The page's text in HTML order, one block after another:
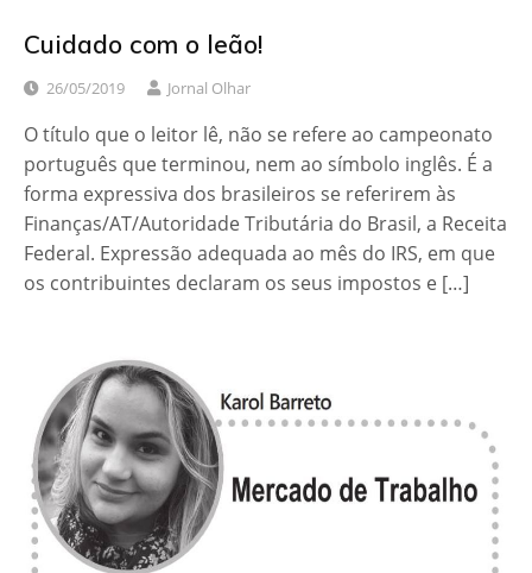
Cuidado com o leão!
26/05/2019 Jornal Olhar
O título que o leitor lê, não se refere ao campeonato
português que terminou, nem ao símbolo inglês. É a
forma expressiva dos brasileiros se referirem às
Finanças/AT/Autoridade Tributária do Brasil, a Receita
Federal. Expressão adequada ao mês do IRS, em que
os contribuintes declaram os seus impostos e […]